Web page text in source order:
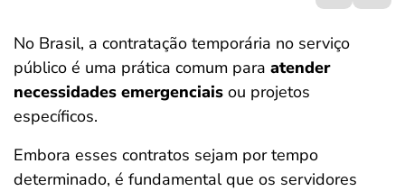
No Brasil, a contratação temporária no serviço
público é uma prática comum para atender
necessidades emergenciais ou projetos
específicos.
Embora esses contratos sejam por tempo
determinado, é fundamental que os servidores